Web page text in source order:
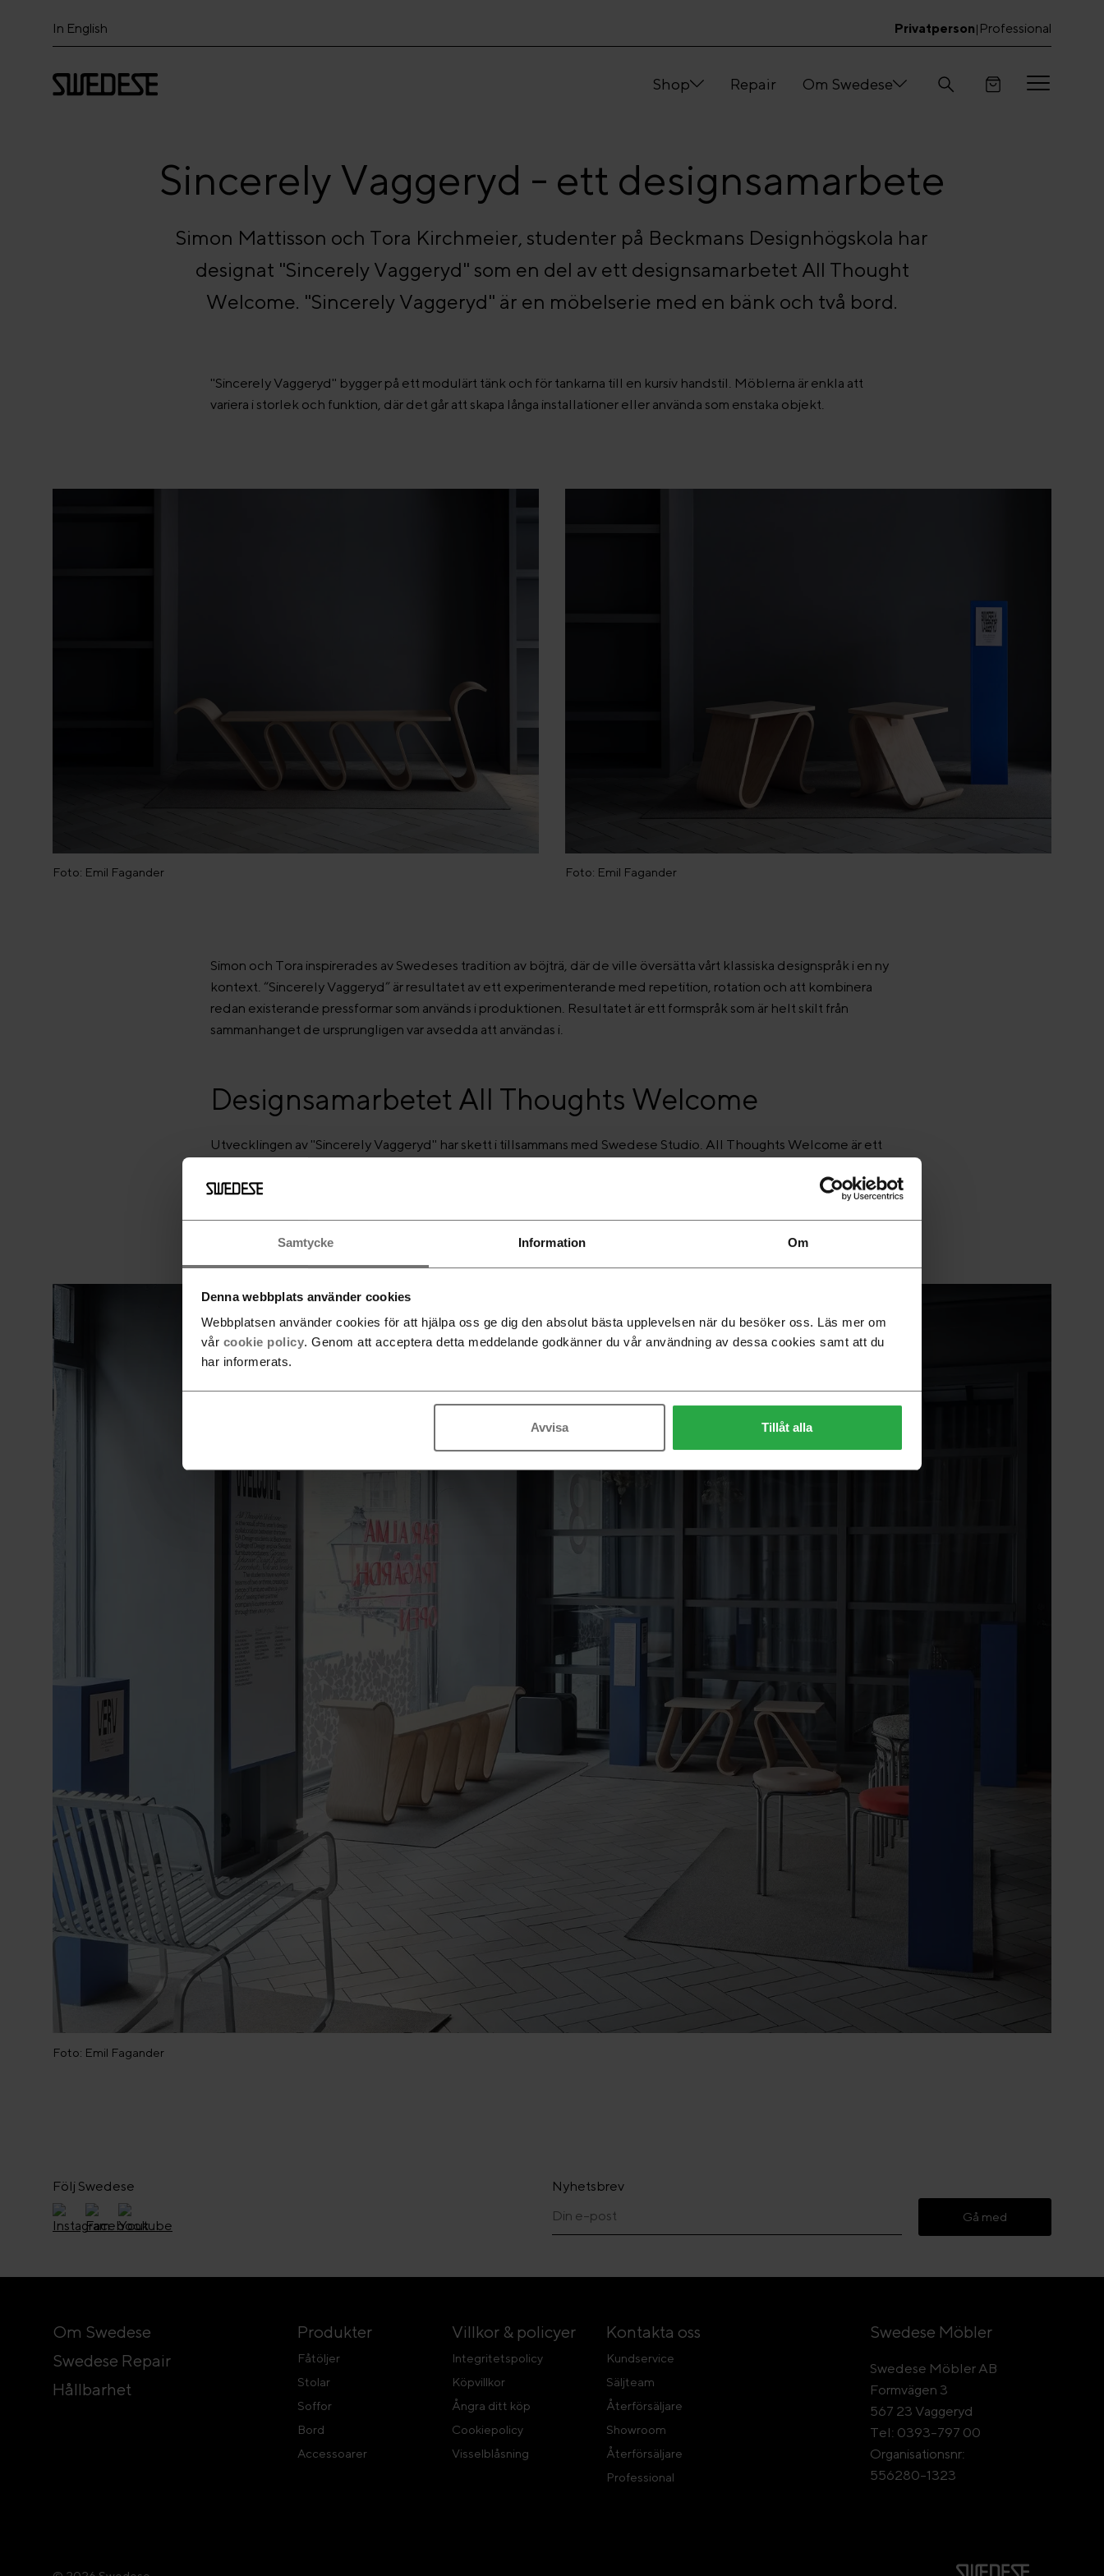
Samtycke Information Om
Denna webbplats använder cookies
Webbplatsen använder cookies för att hjälpa oss ge dig den absolut bästa upplevelsen när du besöker oss. Läs mer om
vår cookie policy. Genom att acceptera detta meddelande godkänner du vår användning av dessa cookies samt att du
har informerats.
Avvisa Tillåt alla
In English Privatperson| Professional
Shop Repair Om Swedese
Sincerely Vaggeryd - ett designsamarbete
Simon Mattisson och Tora Kirchmeier, studenter på Beckmans Designhögskola har
designat "Sincerely Vaggeryd" som en del av ett designsamarbetet All Thought
Welcome. "Sincerely Vaggeryd" är en möbelserie med en bänk och två bord.
"Sincerely Vaggeryd" bygger på ett modulärt tänk och för tankarna till en kursiv handstil. Möblerna är enkla att
variera i storlek och funktion, där det går att skapa långa installationer eller använda som enstaka objekt.
Foto: Emil Fagander Foto: Emil Fagander
Simon och Tora inspirerades av Swedeses tradition av böjträ, där de ville översätta vårt klassiska designspråk i en ny
kontext. “Sincerely Vaggeryd” är resultatet av ett experimenterande med repetition, rotation och att kombinera
redan existerande pressformar som används i produktionen. Resultatet är ett formspråk som är helt skilt från
sammanhanget de ursprungligen var avsedda att användas i.
Designsamarbetet All Thoughts Welcome
Utvecklingen av "Sincerely Vaggeryd" har skett i tillsammans med Swedese Studio. All Thoughts Welcome är ett
Foto: Emil Fagander
Följ Swedese Nyhetsbrev
Gå med
Om Swedese
Swedese Repair
Hållbarhet
Produkter
Fåtöljer
Stolar
Soffor
Bord
Accessoarer
Villkor & policyer
Integritetspolicy
Köpvillkor
Ångra ditt köp
Cookiepolicy
Visselblåsning
Kontakta oss
Kundservice
Säljteam
Återförsäljare
Showroom
Återförsäljare
Professional
Swedese Möbler
Swedese Möbler AB
Formvägen 3
567 23 Vaggeryd
Tel: 0393-797 00
Organisationsnr:
556280-1323